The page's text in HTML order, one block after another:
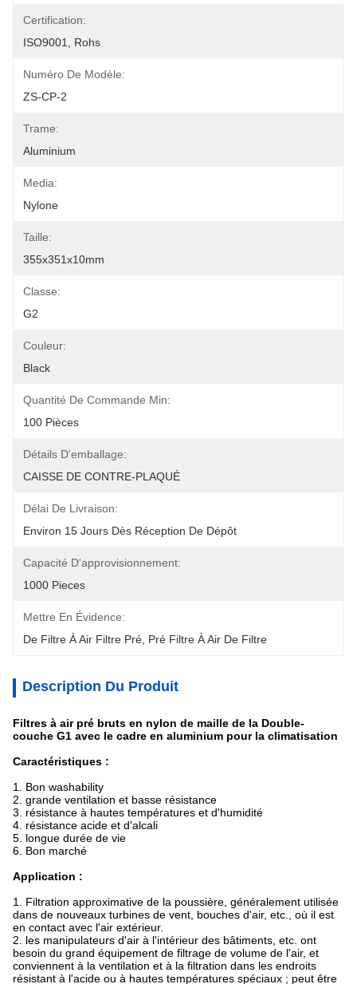
Certification:
ISO9001, Rohs
Numéro De Modèle:
ZS-CP-2
Trame:
Aluminium
Media:
Nylone
Taille:
355x351x10mm
Classe:
G2
Couleur:
Black
Quantité De Commande Min:
100 Pièces
Détails D'emballage:
CAISSE DE CONTRE-PLAQUÉ
Délai De Livraison:
Environ 15 Jours Dès Réception De Dépôt
Capacité D'approvisionnement:
1000 Pieces
Mettre En Évidence:
De Filtre À Air Filtre Pré Pré Filtre À Air De Filtre
Description Du Produit
Filtres à air pré bruts en nylon de maille de la Double-
couche G1 avec le cadre en aluminium pour la climatisation
Caractéristiques :
1. Bon washability
2. grande ventilation et basse résistance
3. résistance à hautes températures et d'humidité
4. résistance acide et d'alcali
5. longue durée de vie
6. Bon marché
Application :
1. Filtration approximative de la poussière, généralement utilisée
dans de nouveaux turbines de vent, bouches d'air, etc., où il est
en contact avec l'air extérieur.
2. les manipulateurs d'air à l'intérieur des bâtiments, etc. ont
besoin du grand équipement de filtrage de volume de l'air, et
conviennent à la ventilation et à la filtration dans les endroits
résistant à l'acide ou à hautes températures spéciaux ; peut être